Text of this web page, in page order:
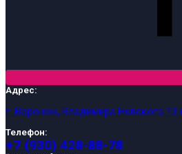
Адрес:
г. Воронеж, Владимира Невского 13
Телефон:
+7 (930) 428-88-78